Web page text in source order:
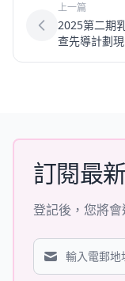
上一篇
2025第二期
查先導計劃
訂閱最
登記後，您將